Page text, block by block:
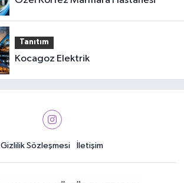
Tanıtım
Kocagoz Elektrik
Gizlilik Sözleşmesi İletişim